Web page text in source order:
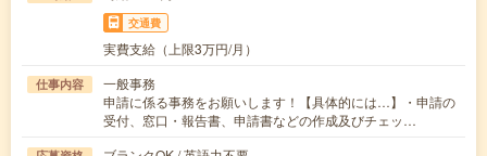
交通費
実費支給（上限3万円/月）
仕事内容
一般事務
申請に係る事務をお願いします！【具体的には…】・申請の
受付、窓口・報告書、申請書などの作成及びチェッ…